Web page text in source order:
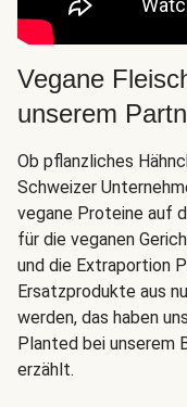
Vegane
unserem
Ob pflanzliches
Schweizer
vegane Proteine auf
für die veganen
und die Extraportion
Ersatzprodukte aus
werden, das haben
Planted bei unserem
erzählt.